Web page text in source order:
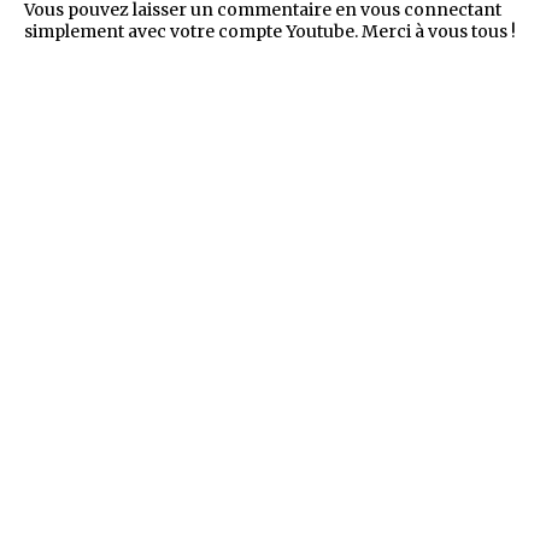
Vous pouvez laisser un commentaire en vous connectant
simplement avec votre compte Youtube. Merci à vous tous !